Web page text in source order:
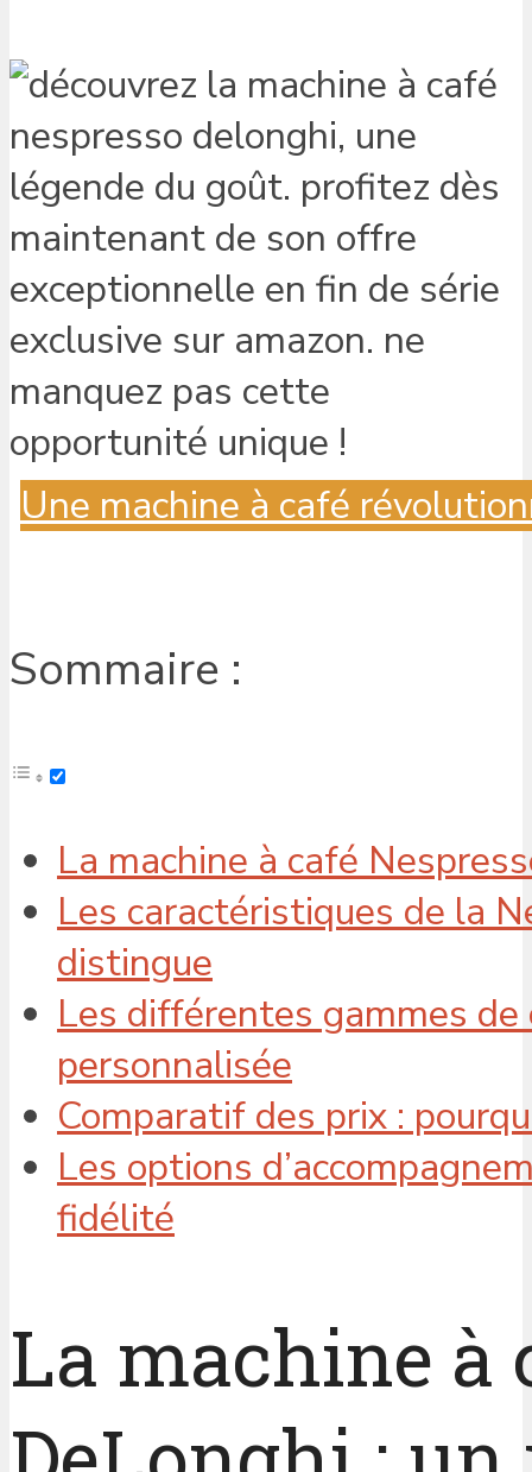
Une machine à café
Sommaire :
La machine à café
Les caractéristiques de la
distingue
Les différentes gammes de
personnalisée
Comparatif des prix :
Les options
fidélité
La machine à